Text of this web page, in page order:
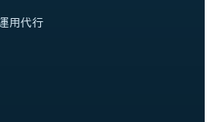
用代行